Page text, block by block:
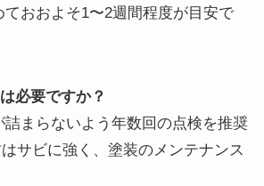
おおよそ1〜2週間程度が目安で
必要ですか？
まらないよう年数回の点検を推奨
サビに強く、塗装のメンテナンス